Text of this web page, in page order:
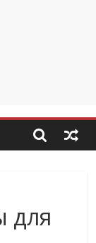
для